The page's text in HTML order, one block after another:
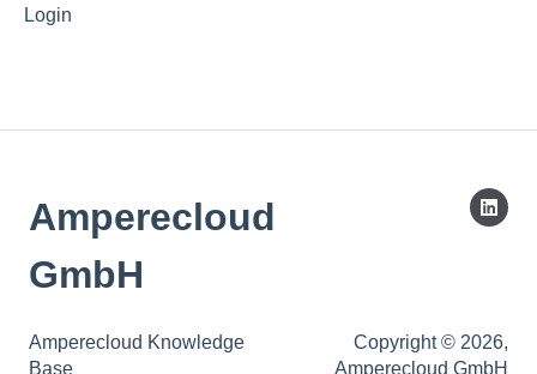
Login
Amperecloud
GmbH
Amperecloud Knowledge
Base
Copyright © 2026,
Amperecloud GmbH